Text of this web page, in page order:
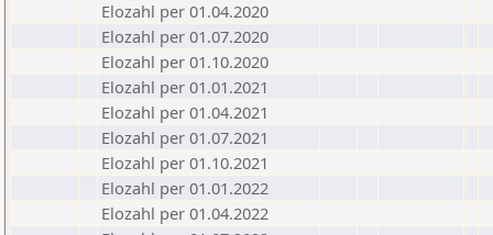
Elozahl per 01.04.2020
Elozahl per 01.07.2020
Elozahl per 01.10.2020
Elozahl per 01.01.2021
Elozahl per 01.04.2021
Elozahl per 01.07.2021
Elozahl per 01.10.2021
Elozahl per 01.01.2022
Elozahl per 01.04.2022